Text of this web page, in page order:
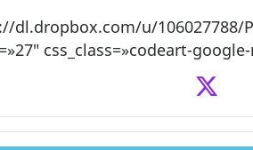
dl.dropbox.com/u/106027788/
css_class=»codeart-